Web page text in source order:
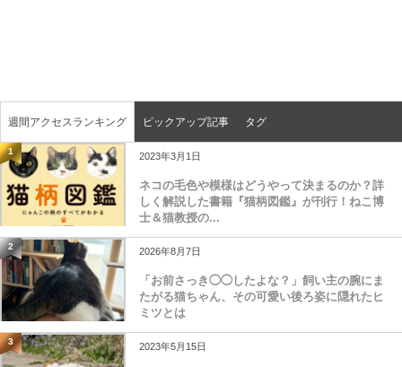
週間アクセスランキング ピックアップ記事 タグ
1 2023年3月1日
ネコの毛色や模様はどうやって決まるのか？詳
しく解説した書籍『猫柄図鑑』が刊行！ねこ博
士＆猫教授の...
2 2026年8月7日
「お前さっき◯◯したよな？」飼い主の腕にま
たがる猫ちゃん、その可愛い後ろ姿に隠れたヒ
ミツとは
3 2023年5月15日